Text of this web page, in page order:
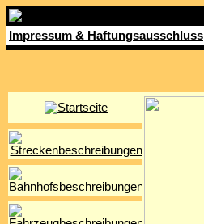
Impressum & Haftungsausschluss